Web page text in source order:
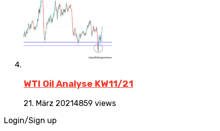
WTI Oil Analyse KW11/21
21. März 20214859 views
Login/Sign up